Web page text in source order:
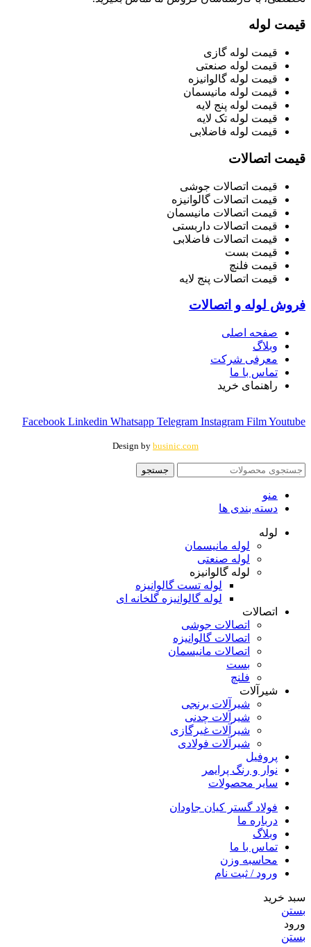
قیمت لوله
قیمت لوله گازی
قیمت لوله صنعتی
قیمت لوله گالوانیزه
قیمت لوله مانیسمان
قیمت لوله پنج لایه
قیمت لوله تک لایه
قیمت لوله فاضلابی
قیمت اتصالات
قیمت اتصالات جوشی
قیمت اتصالات گالوانیزه
قیمت اتصالات مانیسمان
قیمت اتصالات داربستی
قیمت اتصالات فاضلابی
قیمت بست
قیمت فلنچ
قیمت اتصالات پنج لایه
فروش لوله و اتصالات
صفحه اصلی
وبلاگ
معرفی شرکت
تماس با ما
راهنمای خرید
Facebook Linkedin Whatsapp Telegram Instagram FilmYoutube
Design by businic.com
جستجو
منو
دسته بندی ها
لوله
لوله مانیسمان
لوله صنعتی
لوله گالوانیزه
لوله تست گالوانیزه
لوله گالوانیزه گلخانه ای
اتصالات
اتصالات جوشی
اتصالات گالوانیزه
اتصالات مانیسمان
بست
فلنچ
شیرآلات
شیرآلات برنجی
شیرآلات چدنی
شیرآلات غیرگازی
شیرآلات فولادی
پروفیل
نوار و رنگ پرایمر
سایر محصولات
فولاد گستر کیان جاودان
درباره ما
وبلاگ
تماس با ما
محاسبه وزن
ورود / ثبت نام
سبد خرید
بستن
ورود
بستن